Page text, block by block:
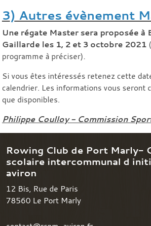
3) Autres évènement
Une régate Master sera proposée à
Gaillarde les 1, 2 et 3 octobre 2021
programme à préciser).
Si vous êtes intéressés retenez cette
calendrier. Les informations vous seront
que disponibles.
Philippe Coulloy - Commission
Rowing Club de Port Marly-
scolaire intercommunal d
aviron
12 Bis, Rue de Paris
78560 Le Port Marly